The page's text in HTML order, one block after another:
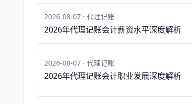
2026-08-07 · 代理记账
2026年代理记账会计薪资水平深度解析
2026-08-07 · 代理记账
2026年代理记账会计职业发展深度解析